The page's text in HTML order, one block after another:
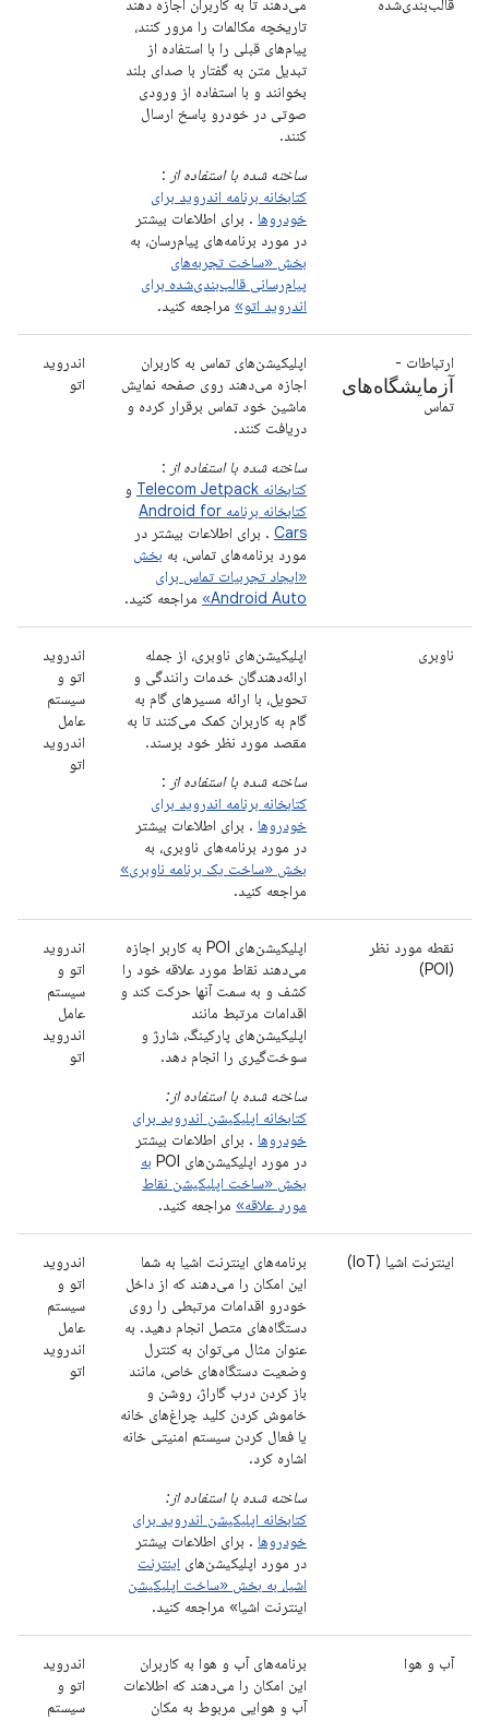
تاریخچه مکالمات را مرور کنند،
پیام‌های قبلی را با استفاده از
تبدیل متن به گفتار با صدای بلند
بخوانند و با استفاده از ورودی
صوتی در خودرو پاسخ ارسال
کنند.
ساخته شده با استفاده از :
کتابخانه برنامه اندروید برای
خودروها . برای اطلاعات بیشتر
در مورد برنامه‌های پیام‌رسان، به
بخش «ساخت تجربه‌های
پیام‌رسانی قالب‌بندی‌شده برای
اندروید اتو» مراجعه کنید.
ارتباطات -
آزمایشگاه‌های
تماس
اپلیکیشن‌های تماس به کاربران
اجازه می‌دهند روی صفحه نمایش
ماشین خود تماس برقرار کرده و
دریافت کنند.
ساخته شده با استفاده از :
کتابخانه Telecom Jetpack
و
کتابخانه برنامه Android for
Cars . برای اطلاعات بیشتر در
مورد برنامه‌های تماس، به بخش
«ایجاد تجربیات تماس برای
Android Auto»
مراجعه کنید.
اندروید
اتو
ناوبری
اپلیکیشن‌های ناوبری، از جمله
ارائه‌دهندگان خدمات رانندگی و
تحویل، با ارائه مسیرهای گام به
گام به کاربران کمک می‌کنند تا به
مقصد مورد نظر خود برسند.
ساخته شده با استفاده از :
کتابخانه برنامه اندروید برای
خودروها . برای اطلاعات بیشتر
در مورد برنامه‌های ناوبری، به
بخش «ساخت یک برنامه ناوبری»
مراجعه کنید.
اندروید
اتو و
سیستم
عامل
اندروید
اتو
نقطه مورد نظر
(POI)
اپلیکیشن‌های POI به کاربر اجازه
می‌دهند نقاط مورد علاقه خود را
کشف و به سمت آنها حرکت کند و
اقدامات مرتبط مانند
اپلیکیشن‌های پارکینگ، شارژ و
سوخت‌گیری را انجام دهد.
ساخته شده با استفاده از:
کتابخانه اپلیکیشن اندروید برای
خودروها . برای اطلاعات بیشتر
در مورد اپلیکیشن‌های POI
به
بخش «ساخت اپلیکیشن نقاط
مورد علاقه» مراجعه کنید.
اندروید
اتو و
سیستم
عامل
اندروید
اتو
اینترنت اشیا (IoT)
برنامه‌های اینترنت اشیا به شما
این امکان را می‌دهند که از داخل
خودرو اقدامات مرتبطی را روی
دستگاه‌های متصل انجام دهید. به
عنوان مثال می‌توان به کنترل
وضعیت دستگاه‌های خاص، مانند
باز کردن درب گاراژ، روشن و
خاموش کردن کلید چراغ‌های خانه
یا فعال کردن سیستم امنیتی خانه
اشاره کرد.
ساخته شده با استفاده از:
کتابخانه اپلیکیشن اندروید برای
خودروها . برای اطلاعات بیشتر
در مورد اپلیکیشن‌های اینترنت
اشیا، به بخش «ساخت اپلیکیشن
اینترنت اشیا» مراجعه کنید.
اندروید
اتو و
سیستم
عامل
اندروید
اتو
آب و هوا
برنامه‌های آب و هوا به کاربران
این امکان را می‌دهند که اطلاعات
آب و هوایی مربوط به مکان
اندروید
اتو و
سیستم